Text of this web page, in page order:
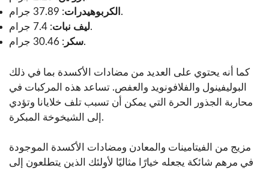
الكربوهيدرات : 37.89 جرام.
ليف نبات: 7.4 جرام.
سكر: 30.46 جرام.
كما أنه يحتوي على العديد من مضادات الأكسدة بما في ذلك
البوليفينول والفلافونويد والعفص. تساعد هذه المركبات في
محاربة الجذور الحرة التي يمكن أن تسبب تلف خلايانا وتؤدي
إلى الشيخوخة المبكرة.
مزيج من الفيتامينات والمعادن ومضادات الأكسدة الموجودة
في مرهم شائكة يجعله خيارًا مثاليًا لأولئك الذين يتطلعون إلى